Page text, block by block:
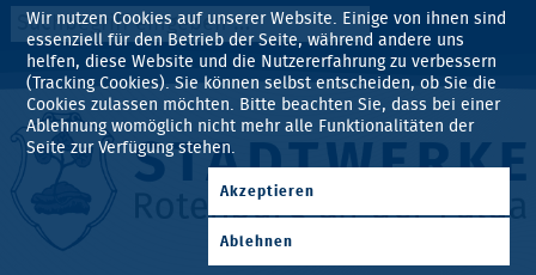
Suchen
...
Wir nutzen Cookies auf unserer Website. Einige von ihnen sind
essenziell für den Betrieb der Seite, während andere uns
helfen, diese Website und die Nutzererfahrung zu verbessern
(Tracking Cookies). Sie können selbst entscheiden, ob Sie die
Cookies zulassen möchten. Bitte beachten Sie, dass bei einer
Ablehnung womöglich nicht mehr alle Funktionalitäten der
Seite zur Verfügung stehen.
Akzeptieren
Ablehnen